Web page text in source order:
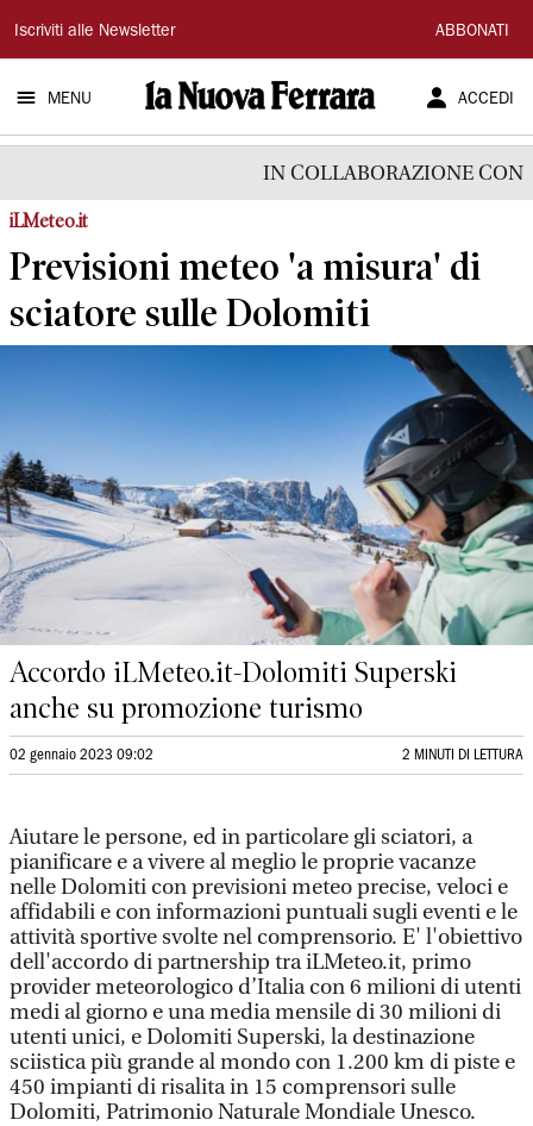
La
Nuova
Ferrara
Iscriviti alle Newsletter ABBONATI
MENU ACCEDI
IN COLLABORAZIONE CON
iLMeteo.it
Previsioni meteo 'a misura' di
sciatore sulle Dolomiti
Accordo iLMeteo.it-Dolomiti Superski
anche su promozione turismo
02 gennaio 2023 09:02 2 MINUTI DI LETTURA
Aiutare le persone, ed in particolare gli sciatori, a
pianificare e a vivere al meglio le proprie vacanze
nelle Dolomiti con previsioni meteo precise, veloci e
affidabili e con informazioni puntuali sugli eventi e le
attività sportive svolte nel comprensorio. E' l'obiettivo
dell'accordo di partnership tra iLMeteo.it, primo
provider meteorologico d’Italia con 6 milioni di utenti
medi al giorno e una media mensile di 30 milioni di
utenti unici, e Dolomiti Superski, la destinazione
sciistica più grande al mondo con 1.200 km di piste e
450 impianti di risalita in 15 comprensori sulle
Dolomiti, Patrimonio Naturale Mondiale Unesco.